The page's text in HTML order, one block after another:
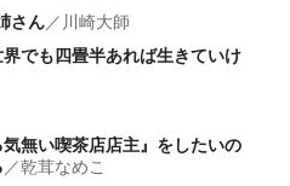
さん／ 川崎大師
でも四畳半あれば生きていけ
無い喫茶店店主』をしたいの
／乾茸なめこ